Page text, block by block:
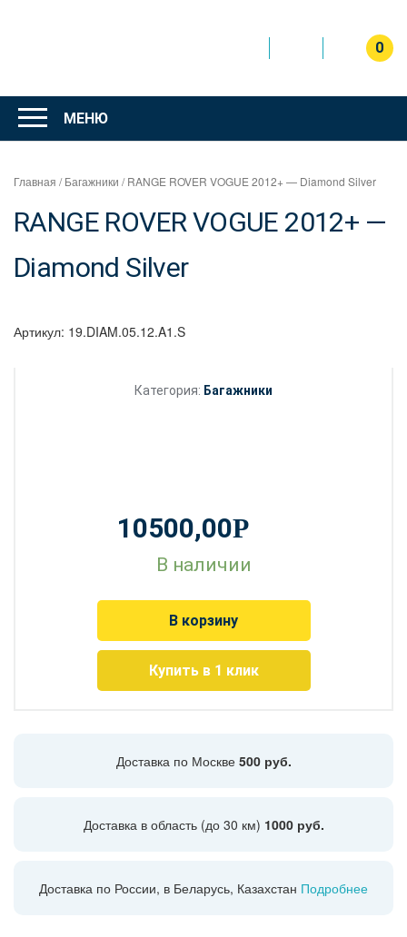
Интернет
магазин
"Can Auto"
0
МЕНЮ
Главная /Багажники / RANGE ROVER VOGUE 2012+ — Diamond Silver
RANGE ROVER VOGUE 2012+ —
Diamond Silver
Артикул: 19.DIAM.05.12.A1.S
Категория: Багажники
10500,00Р
В наличии
В корзину
Купить в 1 клик
Доставка по Москве 500 руб.
Доставка в область (до 30 км) 1000 руб.
Доставка по России, в Беларусь, Казахстан Подробнее